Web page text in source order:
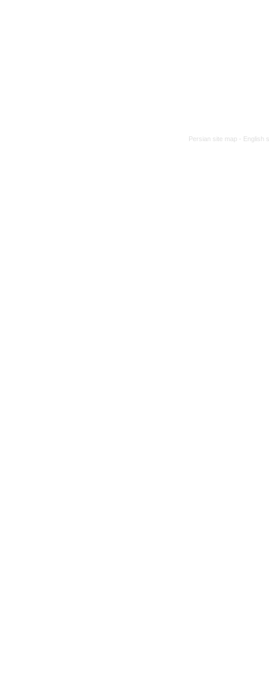
Persian site map - English